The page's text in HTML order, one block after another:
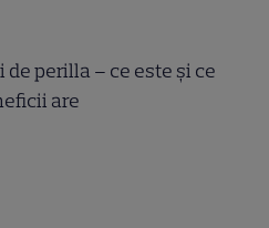
de perilla – ce este și ce
are